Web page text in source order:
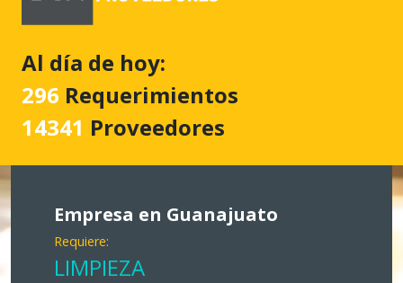
Al día de hoy:
296 Requerimientos
14341 Proveedores
Empresa en Guanajuato
Requiere:
LIMPIEZA